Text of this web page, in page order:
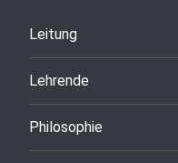
Leitung
Lehrende
Philosophie